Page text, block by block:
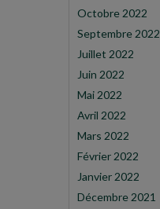
Octobre 2022
Septembre 2022
Juillet 2022
Juin 2022
Mai 2022
Avril 2022
Mars 2022
Février 2022
Janvier 2022
Décembre 2021